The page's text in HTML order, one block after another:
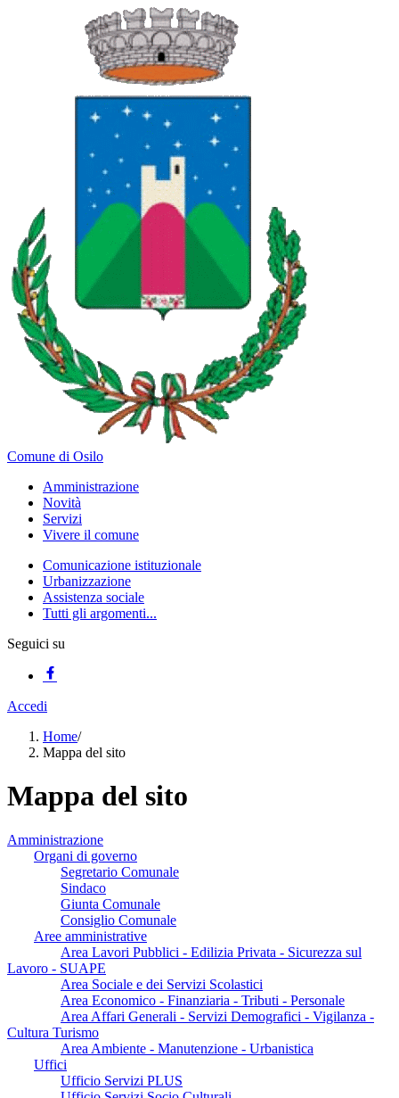
Comune di Osilo
Amministrazione
Novità
Servizi
Vivere il comune
Comunicazione istituzionale
Urbanizzazione
Assistenza sociale
Tutti gli argomenti...
Seguici su
Accedi
Home/
Mappa del sito
Mappa del sito
Amministrazione
Organi di governo
Segretario Comunale
Sindaco
Giunta Comunale
Consiglio Comunale
Aree amministrative
Area Lavori Pubblici - Edilizia Privata - Sicurezza sul
Lavoro - SUAPE
Area Sociale e dei Servizi Scolastici
Area Economico - Finanziaria - Tributi - Personale
Area Affari Generali - Servizi Demografici - Vigilanza -
Cultura Turismo
Area Ambiente - Manutenzione - Urbanistica
Uffici
Ufficio Servizi PLUS